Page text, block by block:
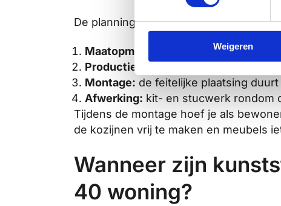
Weigeren
De planning ziet er globaal zo uit:
Maatopmeting:
vooraf komt een
Productie:
Montage: de feitelijke plaatsing
Afwerking: kit- en stucwerk rondom
Tijdens de montage hoef je als
de kozijnen vrij te maken en meubels
Wanneer zijn
40 woning?